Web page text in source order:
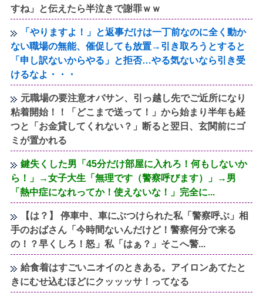
すね」と伝えたら半泣きで謝罪ｗｗ
「やりますよ！」と返事だけは一丁前なのに全く動か
ない職場の無能、催促しても放置→引き取ろうとすると
「申し訳ないからやる」と拒否…やる気ないなら引き受
けるなよ・・・
元職場の要注意オバサン、引っ越し先でご近所になり
粘着開始！！「どこまで送って！」から始まり半年も経
つと「お金貸してくれない？」断ると翌日、玄関前にゴ
ミが置かれる
鍵失くした男「45分だけ部屋に入れろ！何もしないか
ら！」→女子大生「無理です（警察呼びます）」→男
「熱中症になれってか！使えないな！」完全に...
【は？】 停車中、車にぶつけられた私「警察呼ぶ」相
手のおばさん「今時間ないんだけど！警察何分で来る
の！？早くしろ！怒」私「はぁ？」そこへ警...
給食着はすごいニオイのときある。アイロンあてたと
きにむせ込むほどにクッッッサ！ってなる